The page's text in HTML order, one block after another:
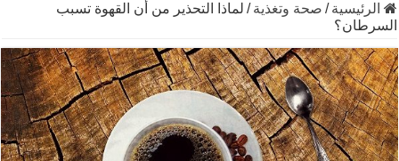
الرئيسية / صحة وتغذية / لماذا التحذير من أن القهوة تسبب
السرطان؟